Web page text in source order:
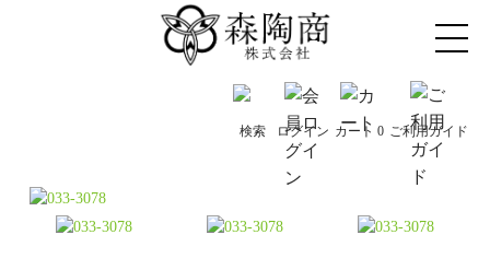
検索 ログイン カート 0 ご利用ガイド